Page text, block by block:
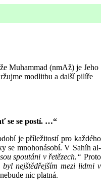
Muhammad (nmAž) je Jeho
modlitbu a další pilíře
se se postí. …“
je příležitostí pro každého
se mnohonásobí. V Sahíh al-
spoutáni v řetězech.“ Proto
byl nejštědřejším mezi lidmi v
nic platná.